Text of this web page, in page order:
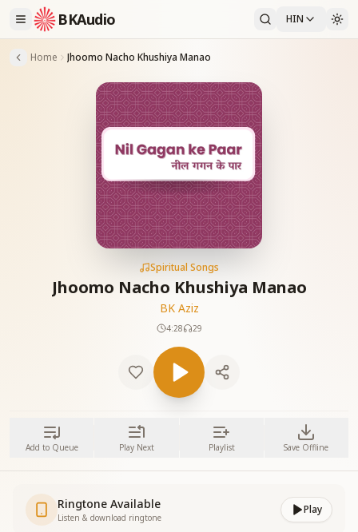
BKAudio HIN
Home Jhoomo Nacho Khushiya Manao
Spiritual Songs
Jhoomo Nacho Khushiya Manao
BK Aziz
4:28 29
Add to Queue Play Next Playlist Save Offline
Ringtone Available
Listen & download ringtone
Play